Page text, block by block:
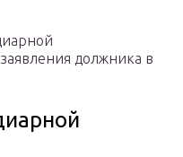
должника в